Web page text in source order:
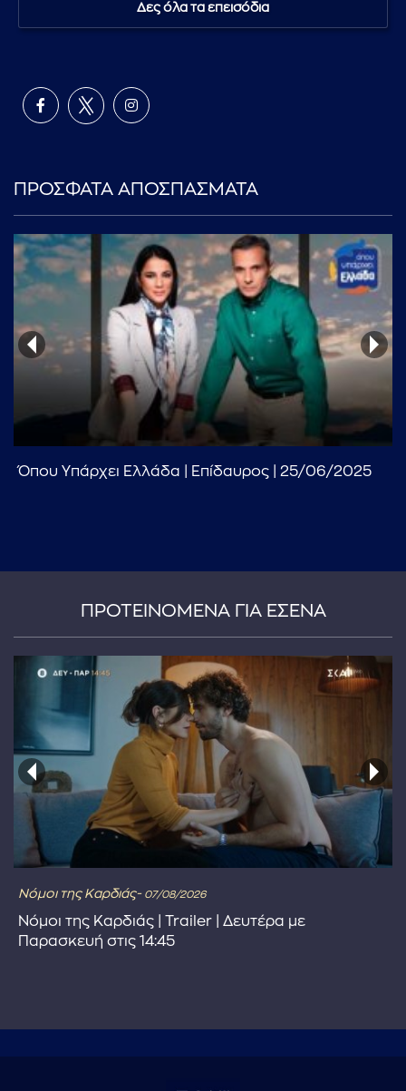
Δες όλα τα επεισόδια
ΠΡΟΣΦΑΤΑ ΑΠΟΣΠΑΣΜΑΤΑ
Όπου Υπάρχει Ελλάδα | Επίδαυρος | 25/06/2025
ΠΡΟΤΕΙΝΟΜΕΝΑ ΓΙΑ ΕΣΕΝΑ
Νόμοι της Καρδιάς- 07/08/2026
Νόμοι της Καρδιάς | Trailer | Δευτέρα με
Παρασκευή στις 14:45